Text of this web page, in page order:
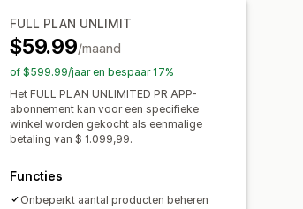
FULL PLAN UNLIMIT
$59.99/maand
of $599.99/jaar en bespaar 17%
Het FULL PLAN UNLIMITED PR APP-
abonnement kan voor een specifieke
winkel worden gekocht als eenmalige
betaling van $ 1.099,99.
Functies
Onbeperkt aantal producten beheren